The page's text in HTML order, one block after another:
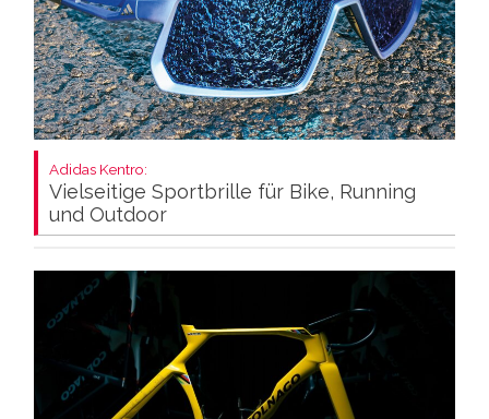
Adidas Kentro:
Vielseitige Sportbrille für Bike, Running
und Outdoor